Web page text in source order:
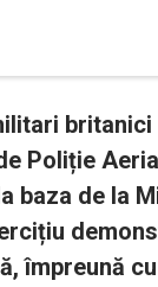
Poliție
baza de la
împreună